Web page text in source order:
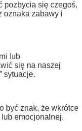
pozbycia się czegoś,
oznaka zabawy i
lub
się na naszej
sytuacje.
być znak, że wkrótce
emocjonalnej.